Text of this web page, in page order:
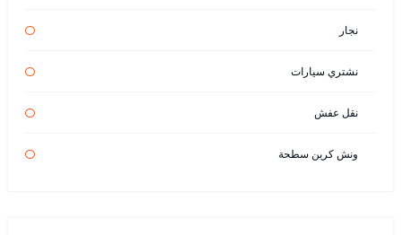
نجار
نشتري سيارات
نقل عفش
ونش كرين سطحة